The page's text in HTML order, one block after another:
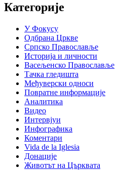
Категорије
У Фокусу
Одбрана Цркве
Српско Православље
Историја и личности
Васељенско Православље
Тачка гледишта
Међуверски односи
Повратне информације
Аналитика
Видео
Интервјуи
Инфографика
Коментари
Vida de la Iglesia
Донације
Животът на Църквата